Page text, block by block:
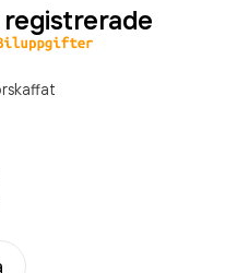
registrerade